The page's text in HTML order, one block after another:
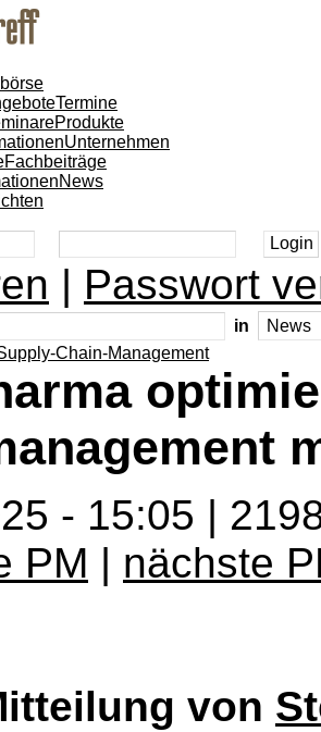
Termine
Produkte
Unternehmen
Fachbeiträge
News
| Passwort
in
Chain-Management
- 15:05 |
PM | nächste
von